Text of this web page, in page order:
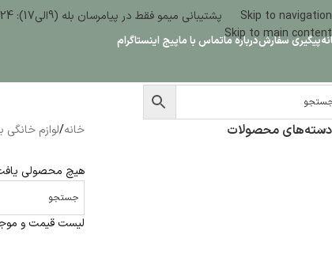
Skip to navigation
Skip to main content
پشتیبانی میمو فقط در پیامرسان بله (9الی17): 09386346324
پیگیری سفارشدرباره ماتماس با ماپیج اینستاگرام
دسته‌های محصولات خانه/لوازم خانگی
هیچ محصولی
لیست قیمت و